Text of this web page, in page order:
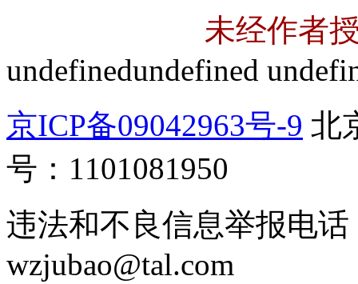
未经作者
undefinedundefined
京ICP备09042963号-9 北
号：1101081950
违法和不良信息举报电
wzjubao@tal.com